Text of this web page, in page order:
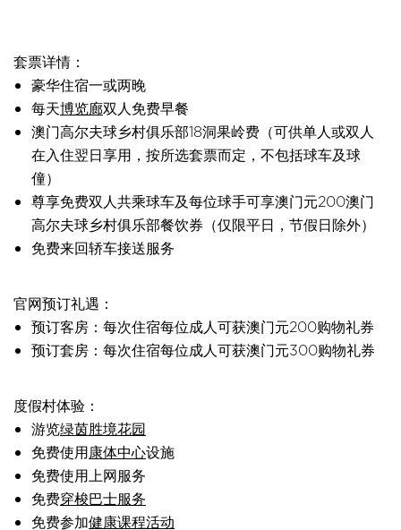
套票详情：
豪华住宿一或两晚
每天博览廊双人免费早餐
澳门高尔夫球乡村俱乐部18洞果岭费（可供单人或双人
在入住翌日享用，按所选套票而定，不包括球车及球
僮）
尊享免费双人共乘球车及每位球手可享澳门元200澳门
高尔夫球乡村俱乐部餐饮券（仅限平日，节假日除外）
免费来回轿车接送服务
官网预订礼遇：
预订客房：每次住宿每位成人可获澳门元200购物礼券
预订套房：每次住宿每位成人可获澳门元300购物礼券
度假村体验：
游览绿茵胜境花园
免费使用康体中心设施
免费使用上网服务
免费穿梭巴士服务
免费参加健康课程活动